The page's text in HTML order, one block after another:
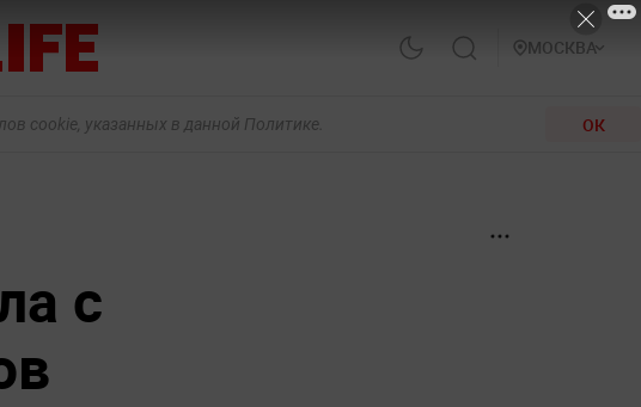
МОСКВА
cookie, указанных в данной Политике. ОК
с